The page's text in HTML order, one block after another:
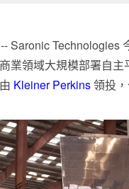
Saronic Technologies
業領域大規模部署自
Kleiner Perkins領投，